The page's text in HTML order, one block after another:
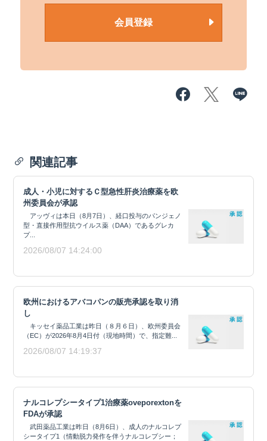
会員登録
関連記事
成人・小児に対するＣ型急性肝炎治療薬を欧
州委員会が承認
アッヴィは本日（8月7日）、経口投与のパンジェノ
型・直接作用型抗ウイルス薬（DAA）であるグレカ
プ...
2026/08/07 14:24:00
欧州におけるアバコパンの販売承認を取り消
し
キッセイ薬品工業は昨日（８月６日）、欧州委員会
（EC）が2026年8月4日付（現地時間）で、指定難...
2026/08/07 14:19:37
ナルコレプシータイプ1治療薬oveporextonを
FDAが承認
武田薬品工業は昨日（8月6日）、成人のナルコレプ
シータイプ1（情動脱力発作を伴うナルコレプシー；